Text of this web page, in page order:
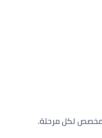
لكل مرحلة.